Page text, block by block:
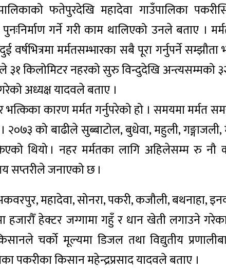
फतेपुरदेखि महादेवा गाउँपालिका
गर्ने गरी काम थालिएको उनले बताए ।
मर्मतसम्भारका सबै पूरा गर्नुपर्ने
३१ किलोमिटर नहरको सुरु विन्दुदेखि अन्त्यसम्मको
अध्यक्ष यादवले बताए ।
भत्किका कारण मर्मत गर्नुपरेको हो । समयमा मर्मत
को बाढीले सुब्बाटोल, बुधेवा, महुली, गङ्गाजली,
थियो । नहर मर्मतका लागि अहिलेसम्म रु नौ
सप्तरीले जनाएको छ ।
महादेवा, सोनरा, पकरी, कजौली, बथनाहा,
हजारौँ हेक्टर जग्गामा गहुँ र धान खेती लगाउने
चर्को मूल्यमा डिजल तथा विद्युतीय
पकरीका किसान महेन्द्रप्रसाद यादवले बताए ।